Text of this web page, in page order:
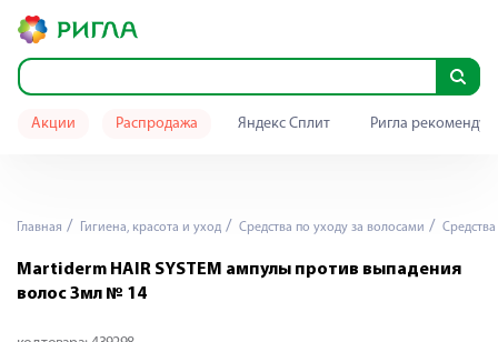
Акции Распродажа Яндекс Сплит Ригла
Главная Гигиена, красота и уход Средства по уходу за волосами
Martiderm HAIR SYSTEM ампулы против выпадения
волос 3мл № 14